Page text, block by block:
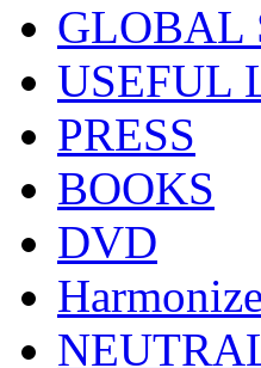
GLOBAL
USEFUL
PRESS
BOOKS
DVD